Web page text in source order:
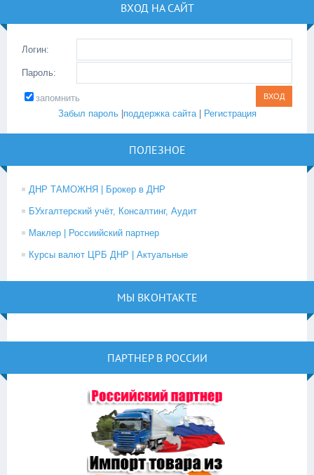
ВХОД НА САЙТ
Логин:
Пароль:
запомнить
Забыл пароль| поддержка сайта| Регистрация
ПОЛЕЗНОЕ
ДНР ТАМОЖНЯ | Брокер в ДНР
БУхгалтерский учёт, Консалтинг, Аудит
Маклер | Россиийский партнер
Курсы валют ЦРБ ДНР | Актуальные
МЫ ВКОНТАКТЕ
ПАРТНЕР В РОССИИ